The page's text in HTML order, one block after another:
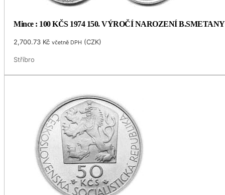
Mince : 100 KČS 1974 150. VÝROČÍ NAROZENÍ B.SMETANY
2,700.73 Kč včetně DPH (CZK)
Stříbro